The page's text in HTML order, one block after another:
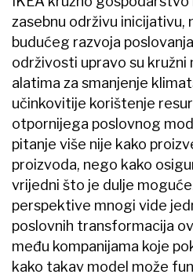
zasebnu održivu inicijativu,
budućeg razvoja
održivosti upravo su kružni
alatima za smanjenje
učinkovitije korištenje
otpornijega poslovnog
pitanje više nije kako
proizvoda, nego kako
vrijedni što je dulje
perspektive mnogi vide
poslovnih transformacija
među kompanijama koje
kako takav model može